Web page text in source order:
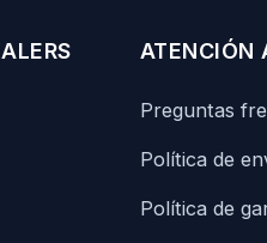
ATENCIÓN
Preguntas
Política de
Política de